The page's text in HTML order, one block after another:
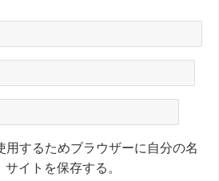
用するためブラウザーに自分の名
イトを保存する。